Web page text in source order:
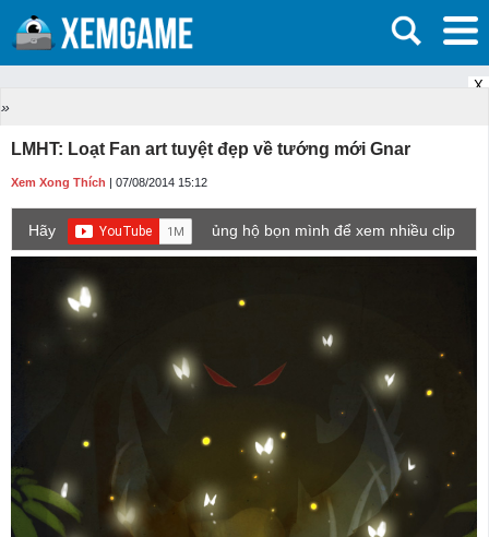
X
»
LMHT: Loạt Fan art tuyệt đẹp về tướng mới Gnar
Xem Xong Thích | 07/08/2014 15:12
Hãy
ủng hộ bọn mình để xem nhiều clip
game mới hơn nhé!